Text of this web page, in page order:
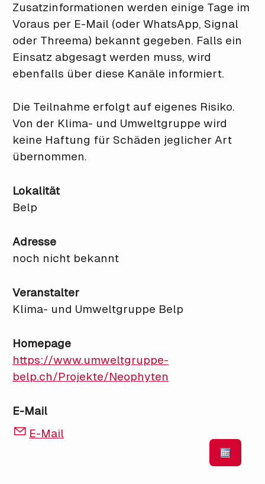
Zusatzinformationen werden einige Tage im
Voraus per E-Mail (oder WhatsApp, Signal
oder Threema) bekannt gegeben. Falls ein
Einsatz abgesagt werden muss, wird
ebenfalls über diese Kanäle informiert.
Die Teilnahme erfolgt auf eigenes Risiko.
Von der Klima- und Umweltgruppe wird
keine Haftung für Schäden jeglicher Art
übernommen.
Lokalität
Belp
Adresse
noch nicht bekannt
Veranstalter
Klima- und Umweltgruppe Belp
Homepage
https://www.umweltgruppe-
belp.ch/Projekte/Neophyten
E-Mail
E-Mail